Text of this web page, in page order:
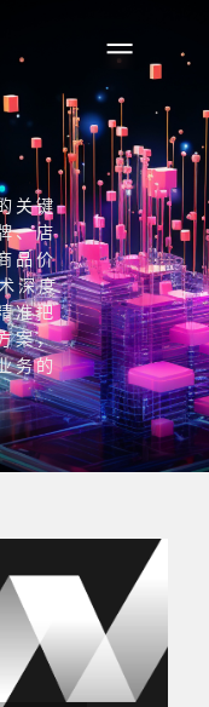
关键
、店
品价
深度
准把
案，
务的